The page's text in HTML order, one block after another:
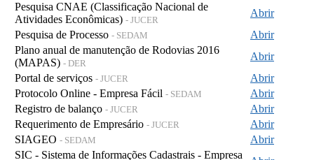
Pesquisa CNAE (Classificação Nacional de
Atividades Econômicas) - JUCER
Abrir
Pesquisa de Processo - SEDAM
Abrir
Plano anual de manutenção de Rodovias 2016
(MAPAS) - DER
Abrir
Portal de serviços - JUCER
Abrir
Protocolo Online - Empresa Fácil - SEDAM
Abrir
Registro de balanço - JUCER
Abrir
Requerimento de Empresário - JUCER
Abrir
SIAGEO - SEDAM
Abrir
SIC - Sistema de Informações Cadastrais - Empresa